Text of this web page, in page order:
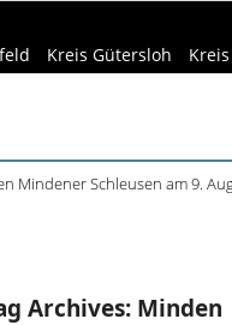
Kreis Gütersloh
Mindener Schleusen am 9.
Archives: Minden